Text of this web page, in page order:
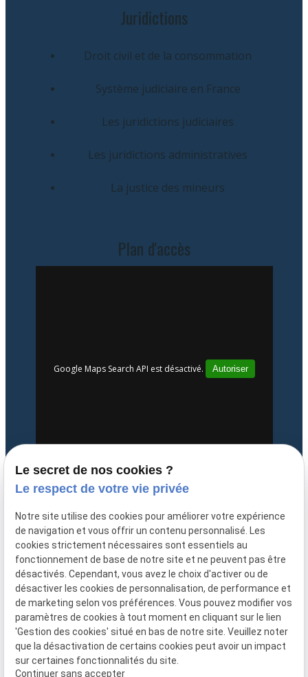
Plan d'accès
Google Maps Search API est désactivé. Autoriser
Juridictions
Droit civil et de la consommation
Système judiciaire en France
Les juridictions judiciaires
Les juridictions administratives
La justice des mineurs
Mentions légales
Politique de
confidentialité
Plan
du site
Gestion des cookies
expand_less
Suivez-nous
Le secret de nos cookies ?
Le respect de votre vie privée
Notre site utilise des cookies pour améliorer votre expérience
de navigation et vous offrir un contenu personnalisé. Les
cookies strictement nécessaires sont essentiels au
fonctionnement de base de notre site et ne peuvent pas être
désactivés. Cependant, vous avez le choix d'activer ou de
désactiver les cookies de personnalisation, de performance et
de marketing selon vos préférences. Vous pouvez modifier vos
paramètres de cookies à tout moment en cliquant sur le lien
'Gestion des cookies' situé en bas de notre site. Veuillez noter
que la désactivation de certains cookies peut avoir un impact
sur certaines fonctionnalités du site.
Continuer sans accepter